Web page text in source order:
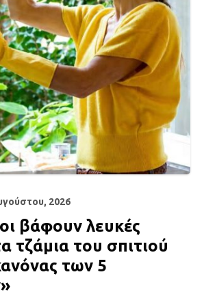
2026
βάφουν λευκές
τζάμια του σπιτιού
των 5